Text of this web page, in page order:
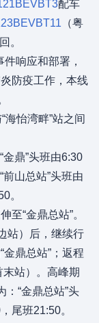
配车
（粤
。
响应和部署，
防疫工作，本线
海怡湾畔”站之间
鼎”头班由6:30
山总站”头班由
。
至“金鼎总站”。
站）后，继续行
鼎总站”；返程
末站）。高峰期
“金鼎总站”头
尾班21:50。